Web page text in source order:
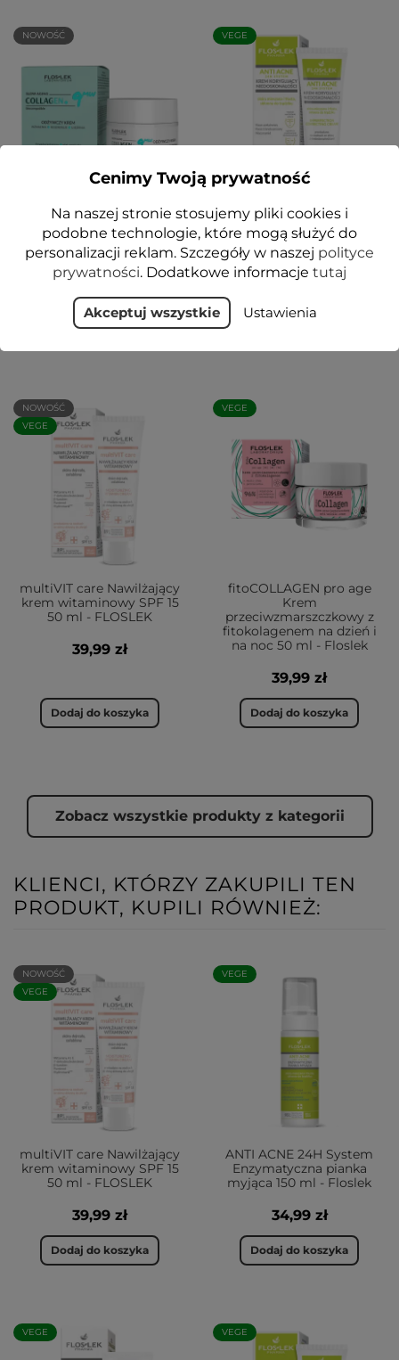
NOWOŚĆ
COLLAGEN. 9MW
Odżywczy krem
wzmacnia regeneruje
ujędrnia 50 ml - FLOSLEK
Dodaj do koszyka
VEGE
ANTI ACNE 24H System
Krem korygujący
niedoskonałości 50 ml -
Floslek
NOWOŚĆ
VEGE
multiVIT care Nawilżający
krem witaminowy SPF 15
50 ml - FLOSLEK
39,99 zł
Dodaj do koszyka
VEGE
fitoCOLLAGEN pro age
Krem
przeciwzmarszczkowy z
fitokolagenem na dzień i
na noc 50 ml - Floslek
39,99 zł
Dodaj do koszyka
Zobacz wszystkie produkty z kategorii
KLIENCI, KTÓRZY ZAKUPILI TEN
PRODUKT, KUPILI RÓWNIEŻ:
NOWOŚĆ
VEGE
multiVIT care Nawilżający
krem witaminowy SPF 15
50 ml - FLOSLEK
39,99 zł
Dodaj do koszyka
VEGE
ANTI ACNE 24H System
Enzymatyczna pianka
myjąca 150 ml - Floslek
34,99 zł
Dodaj do koszyka
VEGE VEGE
Cenimy Twoją prywatność
Na naszej stronie stosujemy pliki cookies i
podobne technologie, które mogą służyć do
personalizacji reklam. Szczegóły w naszej polityce
prywatności. Dodatkowe informacje tutaj
Akceptuj wszystkie Ustawienia